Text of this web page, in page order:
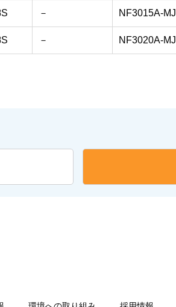
－ NF3015A-MJ
－ NF3020A-MJ